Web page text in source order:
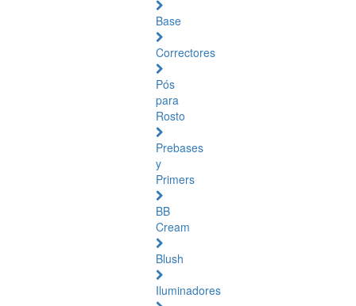
Base
Correctores
Pós
para
Rosto
Prebases
y
Primers
BB
Cream
Blush
Iluminadores